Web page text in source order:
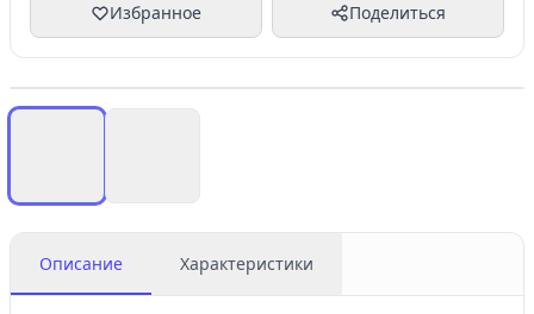
Избранное Поделиться
Описание Характеристики